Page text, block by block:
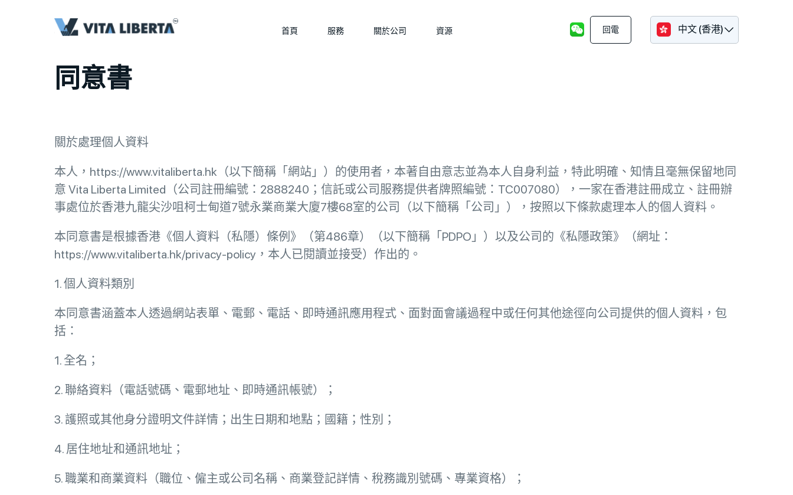
首頁 服務 關於公司 資源 回電 中文 (香港)
同意書
關於處理個人資料
本人，https://www.vitaliberta.hk（以下簡稱「網站」）的使用者，本著自由意志並為本人自身利益，特此明確、知情且毫無保留地同
意 Vita Liberta Limited（公司註冊編號：2888240；信託或公司服務提供者牌照編號：TC007080），一家在香港註冊成立、註冊辦
事處位於香港九龍尖沙咀柯士甸道7號永業商業大廈7樓68室的公司（以下簡稱「公司」），按照以下條款處理本人的個人資料。
本同意書是根據香港《個人資料（私隱）條例》（第486章）（以下簡稱「PDPO」）以及公司的《私隱政策》（網址：
https://www.vitaliberta.hk/privacy-policy，本人已閱讀並接受）作出的。
1. 個人資料類別
本同意書涵蓋本人透過網站表單、電郵、電話、即時通訊應用程式、面對面會議過程中或任何其他途徑向公司提供的個人資料，包
括：
1. 全名；
2. 聯絡資料（電話號碼、電郵地址、即時通訊帳號）；
3. 護照或其他身分證明文件詳情；出生日期和地點；國籍；性別；
4. 居住地址和通訊地址；
5. 職業和商業資料（職位、僱主或公司名稱、商業登記詳情、稅務識別號碼、專業資格）；